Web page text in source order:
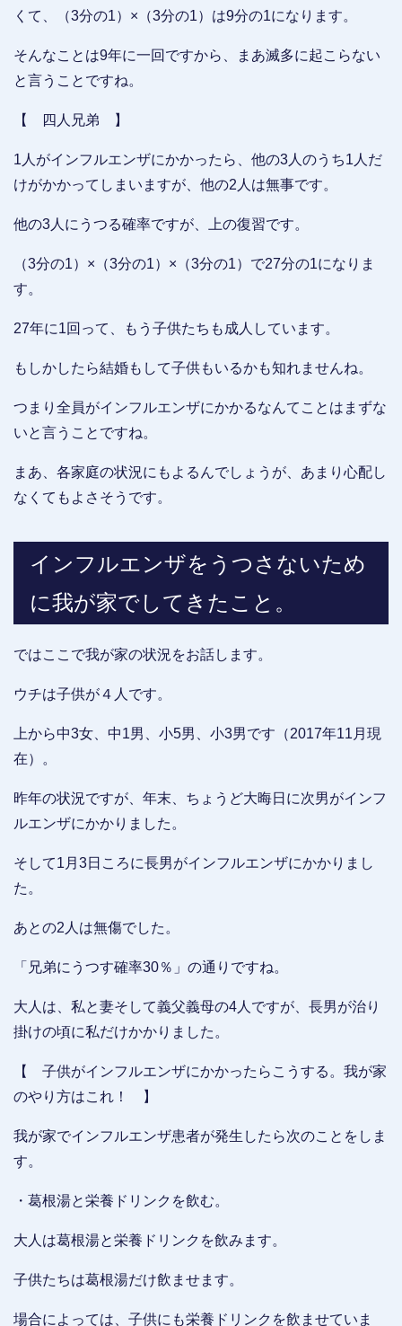
くて、（3分の1）×（3分の1）は9分の1になります。
そんなことは9年に一回ですから、まあ滅多に起こらない
と言うことですね。
【 四人兄弟 】
1人がインフルエンザにかかったら、他の3人のうち1人だ
けがかかってしまいますが、他の2人は無事です。
他の3人にうつる確率ですが、上の復習です。
（3分の1）×（3分の1）×（3分の1）で27分の1になりま
す。
27年に1回って、もう子供たちも成人しています。
もしかしたら結婚もして子供もいるかも知れませんね。
つまり全員がインフルエンザにかかるなんてことはまずな
いと言うことですね。
まあ、各家庭の状況にもよるんでしょうが、あまり心配し
なくてもよさそうです。
インフルエンザをうつさないため
に我が家でしてきたこと。
ではここで我が家の状況をお話します。
ウチは子供が４人です。
上から中3女、中1男、小5男、小3男です（2017年11月現
在）。
昨年の状況ですが、年末、ちょうど大晦日に次男がインフ
ルエンザにかかりました。
そして1月3日ころに長男がインフルエンザにかかりまし
た。
あとの2人は無傷でした。
「兄弟にうつす確率30％」の通りですね。
大人は、私と妻そして義父義母の4人ですが、長男が治り
掛けの頃に私だけかかりました。
【 子供がインフルエンザにかかったらこうする。我が家
のやり方はこれ！ 】
我が家でインフルエンザ患者が発生したら次のことをしま
す。
・葛根湯と栄養ドリンクを飲む。
大人は葛根湯と栄養ドリンクを飲みます。
子供たちは葛根湯だけ飲ませます。
場合によっては、子供にも栄養ドリンクを飲ませていま